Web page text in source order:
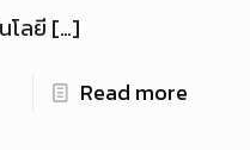
โลยี […]
Read more